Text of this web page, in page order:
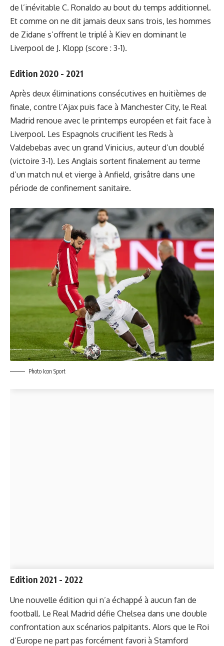
de l’inévitable C. Ronaldo au bout du temps additionnel.
Et comme on ne dit jamais deux sans trois, les hommes
de Zidane s’offrent le triplé à Kiev en dominant le
Liverpool de J. Klopp (score : 3-1).
Edition 2020 - 2021
Après deux éliminations consécutives en huitièmes de
finale, contre l’Ajax puis face à Manchester City, le Real
Madrid renoue avec le printemps européen et fait face à
Liverpool. Les Espagnols crucifient les Reds à
Valdebebas avec un grand Vinicius, auteur d’un doublé
(victoire 3-1). Les Anglais sortent finalement au terme
d’un match nul et vierge à Anfield, grisâtre dans une
période de confinement sanitaire.
Photo Icon Sport
Edition 2021 - 2022
Une nouvelle édition qui n’a échappé à aucun fan de
football. Le Real Madrid défie Chelsea dans une double
confrontation aux scénarios palpitants. Alors que le Roi
d’Europe ne part pas forcément favori à Stamford